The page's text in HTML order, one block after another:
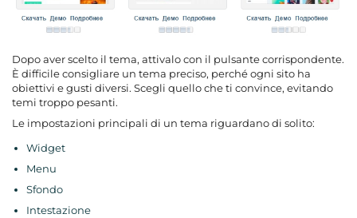
Dopo aver scelto il tema, attivalo con il pulsante corrispondente.
È difficile consigliare un tema preciso, perché ogni sito ha
obiettivi e gusti diversi. Scegli quello che ti convince, evitando
temi troppo pesanti.
Le impostazioni principali di un tema riguardano di solito:
Widget
Menu
Sfondo
Intestazione